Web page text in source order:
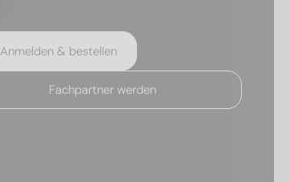
Anmelden & bestellen
Fachpartner werden